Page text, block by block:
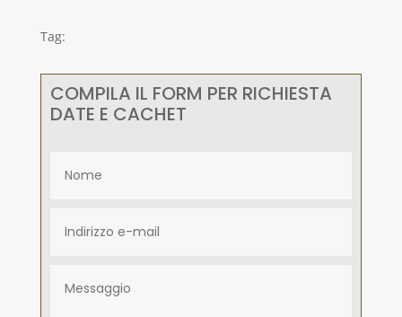
Tag:
COMPILA IL FORM PER RICHIESTA
DATE E CACHET